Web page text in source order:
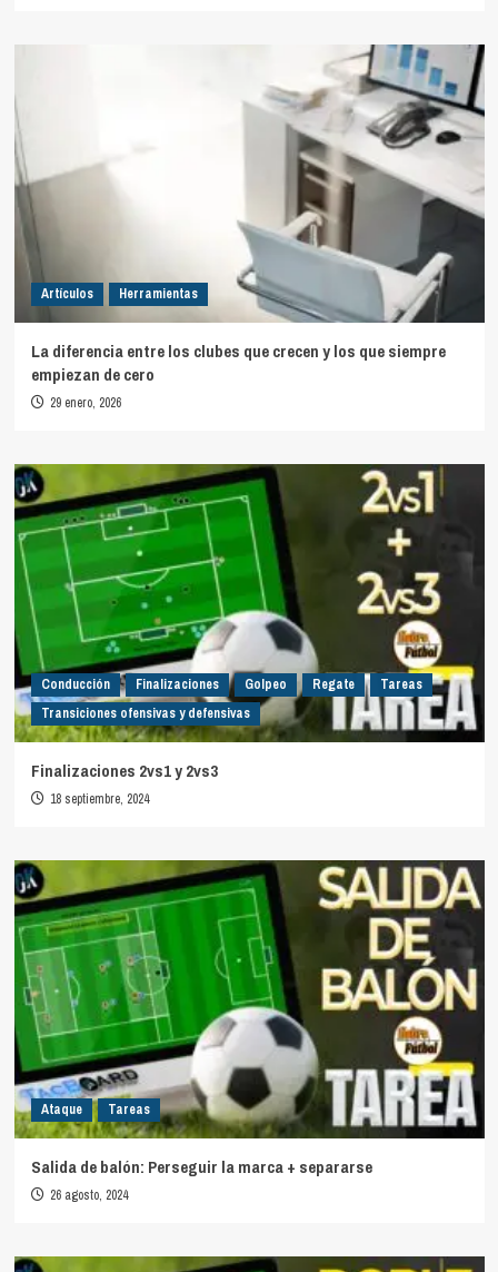
Artículos Herramientas
La diferencia entre los clubes que crecen y los que siempre
empiezan de cero
29 enero, 2026
Conducción Finalizaciones Golpeo Regate
Tareas
Transiciones ofensivas y defensivas
Finalizaciones 2vs1 y 2vs3
18 septiembre, 2024
Ataque Tareas
Salida de balón: Perseguir la marca + separarse
26 agosto, 2024